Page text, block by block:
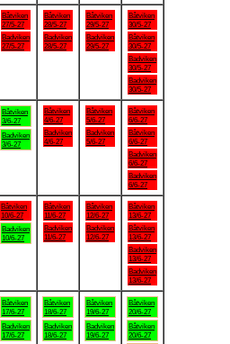
Båtviken
27/5-27
Badviken
27/5-27
Båtviken
28/5-27
Badviken
28/5-27
Båtviken
29/5-27
Badviken
29/5-27
Båtviken
30/5-27
Båtviken
30/5-27
Badviken
30/5-27
Badviken
30/5-27
Båtviken
3/6-27
Badviken
3/6-27
Båtviken
4/6-27
Badviken
4/6-27
Båtviken
5/6-27
Badviken
5/6-27
Båtviken
6/6-27
Båtviken
6/6-27
Badviken
6/6-27
Badviken
6/6-27
Båtviken
10/6-27
Badviken
10/6-27
Båtviken
11/6-27
Badviken
11/6-27
Båtviken
12/6-27
Badviken
12/6-27
Båtviken
13/6-27
Båtviken
13/6-27
Badviken
13/6-27
Badviken
13/6-27
Båtviken
17/6-27
Badviken
17/6-27
Båtviken
18/6-27
Badviken
18/6-27
Båtviken
19/6-27
Badviken
19/6-27
Båtviken
20/6-27
Båtviken
20/6-27